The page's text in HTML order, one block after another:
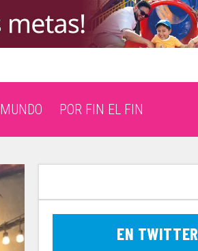
MUNDO POR FIN EL FIN
EN TWITTER